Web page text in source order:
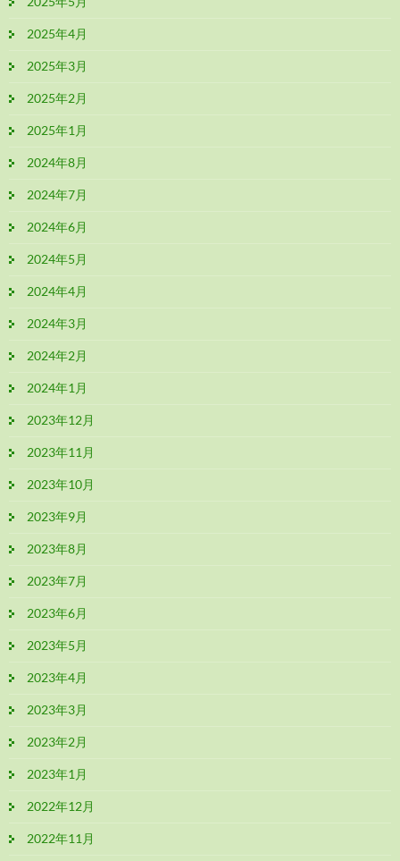
2025年4月
2025年3月
2025年2月
2025年1月
2024年8月
2024年7月
2024年6月
2024年5月
2024年4月
2024年3月
2024年2月
2024年1月
2023年12月
2023年11月
2023年10月
2023年9月
2023年8月
2023年7月
2023年6月
2023年5月
2023年4月
2023年3月
2023年2月
2023年1月
2022年12月
2022年11月